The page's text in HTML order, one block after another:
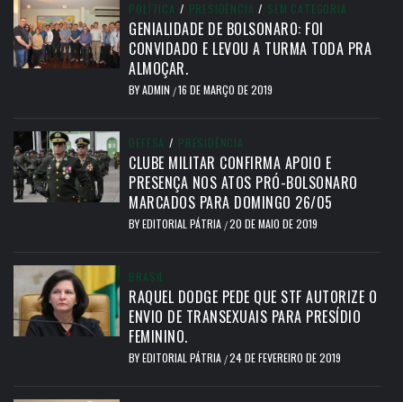
POLÍTICA / PRESIDÊNCIA / SEM CATEGORIA
GENIALIDADE DE BOLSONARO: FOI
CONVIDADO E LEVOU A TURMA TODA PRA
ALMOÇAR.
BYADMIN /16 DE MARÇO DE 2019
DEFESA / PRESIDÊNCIA
CLUBE MILITAR CONFIRMA APOIO E
PRESENÇA NOS ATOS PRÓ-BOLSONARO
MARCADOS PARA DOMINGO 26/05
BYEDITORIAL PÁTRIA /20 DE MAIO DE 2019
BRASIL
RAQUEL DODGE PEDE QUE STF AUTORIZE O
ENVIO DE TRANSEXUAIS PARA PRESÍDIO
FEMININO.
BYEDITORIAL PÁTRIA /24 DE FEVEREIRO DE 2019